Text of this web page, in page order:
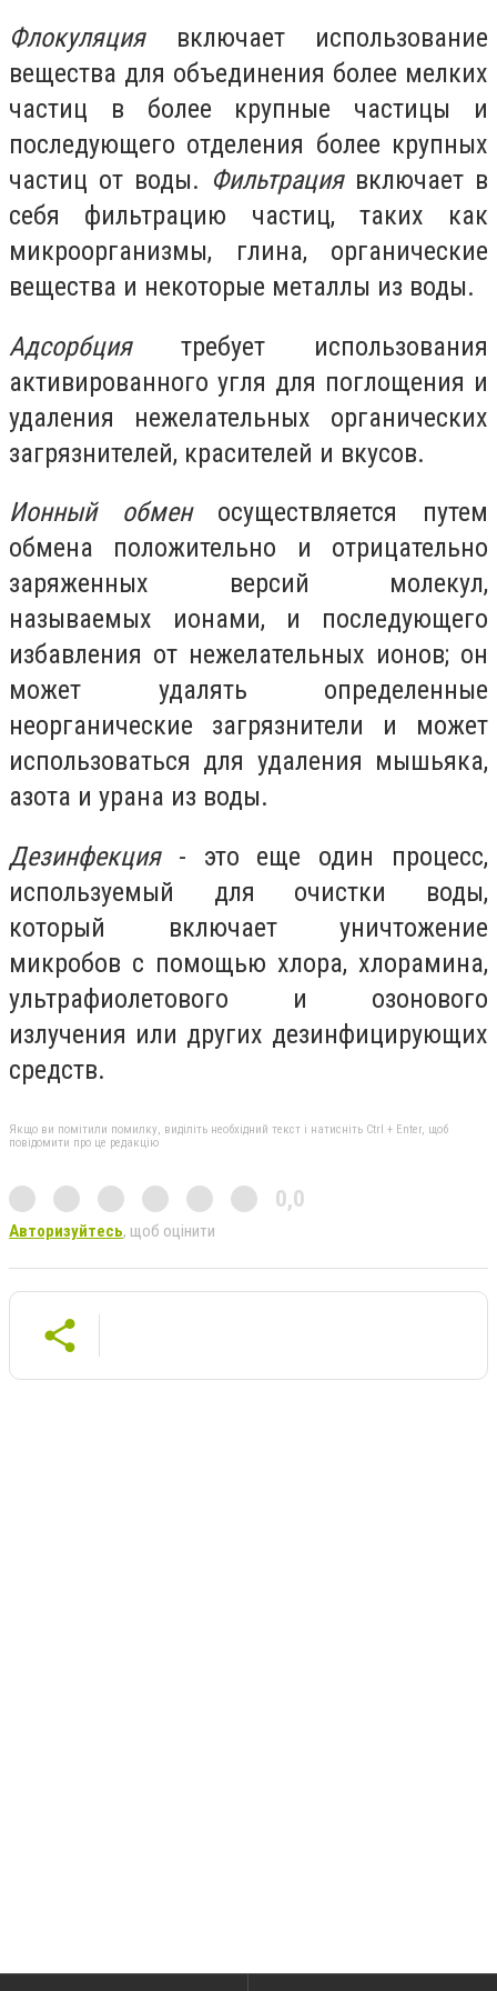
Флокуляциявключает использование
вещества для объединения более мелких
частиц в более крупные частицы и
последующего отделения более крупных
частиц от воды. Фильтрациявключает в
себя фильтрацию частиц, таких как
микроорганизмы, глина, органические
вещества и некоторые металлы из воды.
Адсорбциятребует использования
активированного угля для поглощения и
удаления нежелательных органических
загрязнителей, красителей и вкусов.
Ионный обменосуществляется путем
обмена положительно и отрицательно
заряженных версий молекул,
называемых ионами, и последующего
избавления от нежелательных ионов; он
может удалять определенные
неорганические загрязнители и может
использоваться для удаления мышьяка,
азота и урана из воды.
Дезинфекция- это еще один процесс,
используемый для очистки воды,
который включает уничтожение
микробов с помощью хлора, хлорамина,
ультрафиолетового и озонового
излучения или других дезинфицирующих
средств.
Якщо ви помітили помилку, виділіть необхідний текст і натисніть Ctrl + Enter, щоб
повідомити про це редакцію
0,0
Авторизуйтесь, щоб оцінити